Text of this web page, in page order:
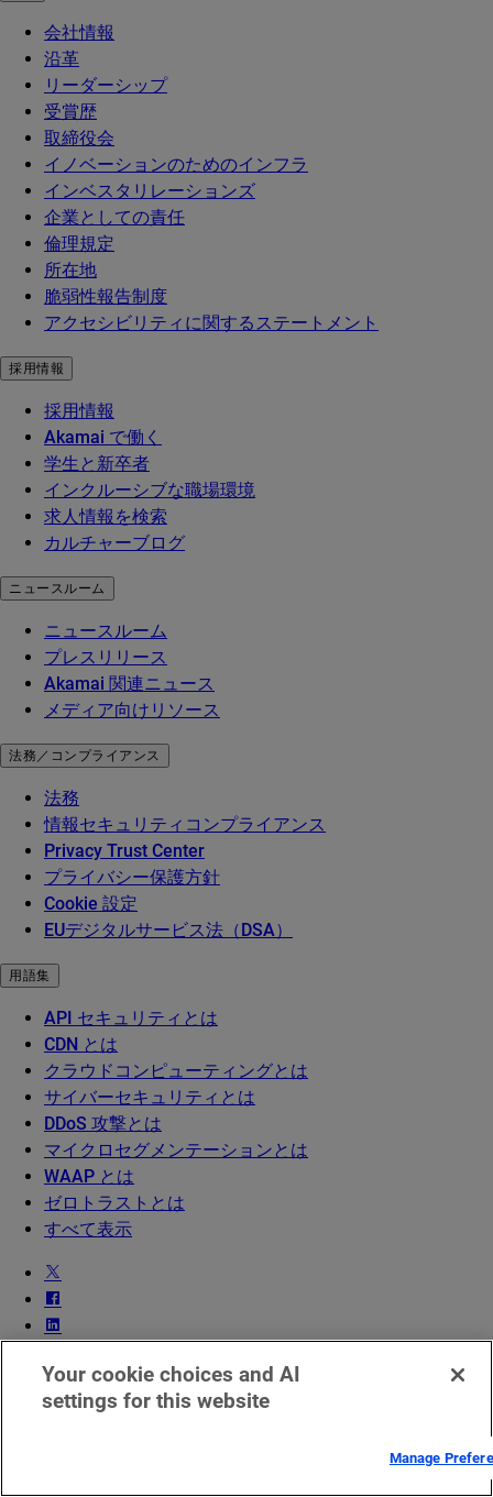
会社情報
沿革
リーダーシップ
受賞歴
取締役会
イノベーションのためのインフラ
インベスタリレーションズ
企業としての責任
倫理規定
所在地
脆弱性報告制度
アクセシビリティに関するステートメント
採用情報
採用情報
Akamai で働く
学生と新卒者
インクルーシブな職場環境
求人情報を検索
カルチャーブログ
ニュースルーム
ニュースルーム
プレスリリース
Akamai 関連ニュース
メディア向けリソース
法務／コンプライアンス
法務
情報セキュリティコンプライアンス
Privacy Trust Center
プライバシー保護方針
Cookie 設定
EUデジタルサービス法（DSA）
用語集
API セキュリティとは
CDN とは
クラウドコンピューティングとは
サイバーセキュリティとは
DDoS 攻撃とは
マイクロセグメンテーションとは
WAAP とは
ゼロトラストとは
すべて表示
EMEA における法的通知
Your cookie choices and AI
settings for this website
Manage